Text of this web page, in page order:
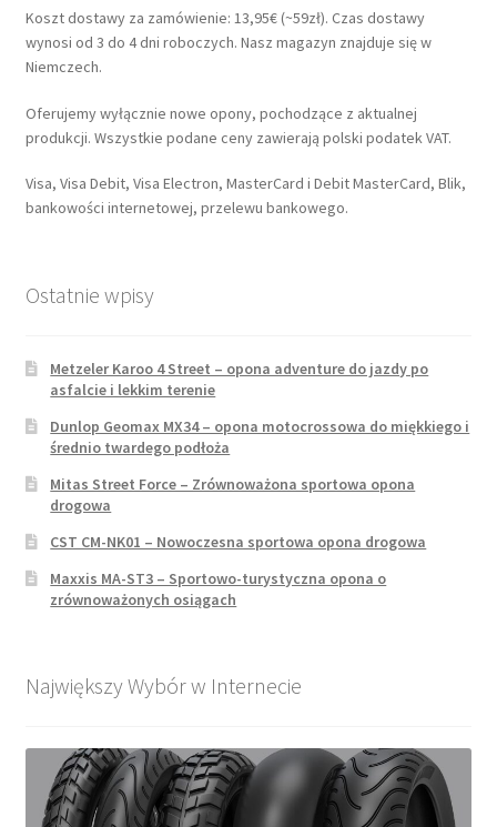
Koszt dostawy za zamówienie: 13,95€ (~59zł). Czas dostawy
wynosi od 3 do 4 dni roboczych. Nasz magazyn znajduje się w
Niemczech.
Oferujemy wyłącznie nowe opony, pochodzące z aktualnej
produkcji. Wszystkie podane ceny zawierają polski podatek VAT.
Visa, Visa Debit, Visa Electron, MasterCard i Debit MasterCard, Blik,
bankowości internetowej, przelewu bankowego.
Ostatnie wpisy
Metzeler Karoo 4 Street – opona adventure do jazdy po
asfalcie i lekkim terenie
Dunlop Geomax MX34 – opona motocrossowa do miękkiego i
średnio twardego podłoża
Mitas Street Force – Zrównoważona sportowa opona
drogowa
CST CM-NK01 – Nowoczesna sportowa opona drogowa
Maxxis MA-ST3 – Sportowo-turystyczna opona o
zrównoważonych osiągach
Największy Wybór w Internecie